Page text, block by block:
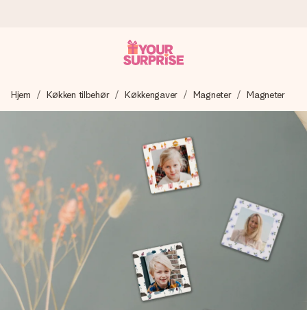
Vi laver din gave med omhu og sender den lynhurtigt – så
du kan give den på det helt rette tidspunkt, når den
4,7 (baseret på +15.000 anmeldelser)
Vores gaver inspirerer. Kunderne giver os 4,7 på Google
Reviews.
Gratis kort med hilsen
Lav noget særligt i blot få trin – med hendes navn, et
Hjem Køkken tilbehør Køkkengaver Magneter Magneter